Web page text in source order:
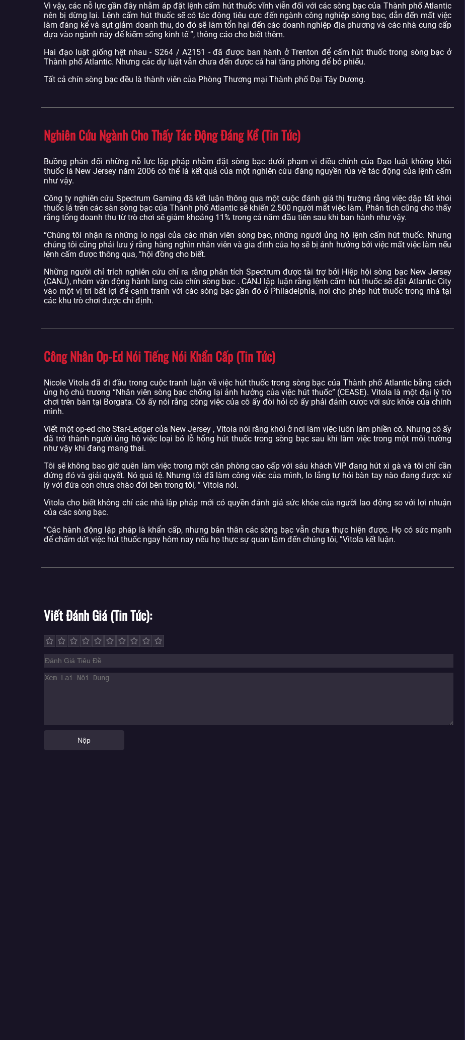
Vì vậy, các nỗ lực gần đây nhằm áp đặt lệnh cấm hút thuốc vĩnh viễn đối với các sòng bạc của Thành phố Atlantic
nên bị dừng lại. Lệnh cấm hút thuốc sẽ có tác động tiêu cực đến ngành công nghiệp sòng bạc, dẫn đến mất việc
làm đáng kể và sụt giảm doanh thu, do đó sẽ làm tổn hại đến các doanh nghiệp địa phương và các nhà cung cấp
dựa vào ngành này để kiếm sống kinh tế ”, thông cáo cho biết thêm.
Hai đạo luật giống hệt nhau - S264 / A2151 - đã được ban hành ở Trenton để cấm hút thuốc trong sòng bạc ở
Thành phố Atlantic. Nhưng các dự luật vẫn chưa đến được cả hai tầng phòng để bỏ phiếu.
Tất cả chín sòng bạc đều là thành viên của Phòng Thương mại Thành phố Đại Tây Dương.
Nghiên Cứu Ngành Cho Thấy Tác Động Đáng Kể (Tin Tức)
Buồng phản đối những nỗ lực lập pháp nhằm đặt sòng bạc dưới phạm vi điều chỉnh của Đạo luật không khói
thuốc lá New Jersey năm 2006 có thể là kết quả của một nghiên cứu đáng nguyền rủa về tác động của lệnh cấm
như vậy.
Công ty nghiên cứu Spectrum Gaming đã kết luận thông qua một cuộc đánh giá thị trường rằng việc dập tắt khói
thuốc lá trên các sàn sòng bạc của Thành phố Atlantic sẽ khiến 2.500 người mất việc làm. Phân tích cũng cho thấy
rằng tổng doanh thu từ trò chơi sẽ giảm khoảng 11% trong cả năm đầu tiên sau khi ban hành như vậy.
“Chúng tôi nhận ra những lo ngại của các nhân viên sòng bạc, những người ủng hộ lệnh cấm hút thuốc. Nhưng
chúng tôi cũng phải lưu ý rằng hàng nghìn nhân viên và gia đình của họ sẽ bị ảnh hưởng bởi việc mất việc làm nếu
lệnh cấm được thông qua, ”hội đồng cho biết.
Những người chỉ trích nghiên cứu chỉ ra rằng phân tích Spectrum được tài trợ bởi Hiệp hội sòng bạc New Jersey
(CANJ), nhóm vận động hành lang của chín sòng bạc . CANJ lập luận rằng lệnh cấm hút thuốc sẽ đặt Atlantic City
vào một vị trí bất lợi để cạnh tranh với các sòng bạc gần đó ở Philadelphia, nơi cho phép hút thuốc trong nhà tại
các khu trò chơi được chỉ định.
Công Nhân Op-Ed Nói Tiếng Nói Khẩn Cấp (Tin Tức)
Nicole Vitola đã đi đầu trong cuộc tranh luận về việc hút thuốc trong sòng bạc của Thành phố Atlantic bằng cách
ủng hộ chủ trương “Nhân viên sòng bạc chống lại ảnh hưởng của việc hút thuốc” (CEASE). Vitola là một đại lý trò
chơi trên bàn tại Borgata. Cô ấy nói rằng công việc của cô ấy đòi hỏi cô ấy phải đánh cược với sức khỏe của chính
mình.
Viết một op-ed cho Star-Ledger của New Jersey , Vitola nói rằng khói ở nơi làm việc luôn làm phiền cô. Nhưng cô ấy
đã trở thành người ủng hộ việc loại bỏ lỗ hổng hút thuốc trong sòng bạc sau khi làm việc trong một môi trường
như vậy khi đang mang thai.
Tôi sẽ không bao giờ quên làm việc trong một căn phòng cao cấp với sáu khách VIP đang hút xì gà và tôi chỉ cần
đứng đó và giải quyết. Nó quá tệ. Nhưng tôi đã làm công việc của mình, lo lắng tự hỏi bàn tay nào đang được xử
lý với đứa con chưa chào đời bên trong tôi, ” Vitola nói.
Vitola cho biết không chỉ các nhà lập pháp mới có quyền đánh giá sức khỏe của người lao động so với lợi nhuận
của các sòng bạc.
“Các hành động lập pháp là khẩn cấp, nhưng bản thân các sòng bạc vẫn chưa thực hiện được. Họ có sức mạnh
để chấm dứt việc hút thuốc ngay hôm nay nếu họ thực sự quan tâm đến chúng tôi, ”Vitola kết luận.
Viết Đánh Giá (Tin Tức)
Nộp